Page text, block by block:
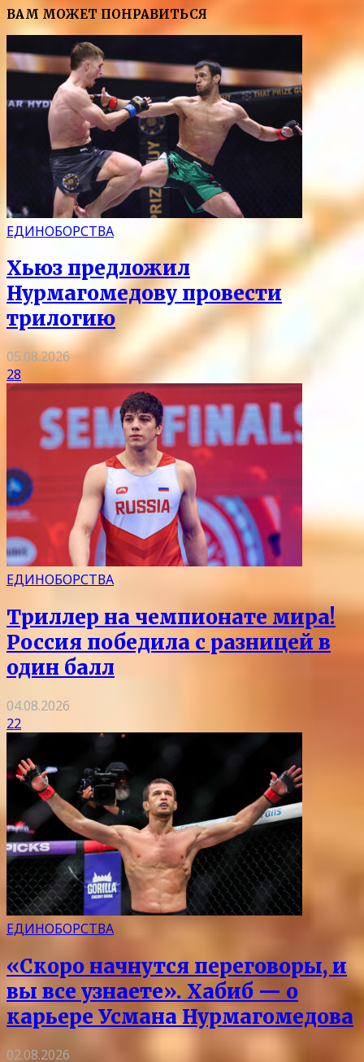
ВАМ МОЖЕТ ПОНРАВИТЬСЯ
ЕДИНОБОРСТВА
Хьюз предложил
Нурмагомедову провести
трилогию
05.08.2026
28
ЕДИНОБОРСТВА
Триллер на чемпионате мира!
Россия победила с разницей в
один балл
04.08.2026
22
ЕДИНОБОРСТВА
«Скоро начнутся переговоры, и
вы все узнаете». Хабиб — о
карьере Усмана Нурмагомедова
02.08.2026